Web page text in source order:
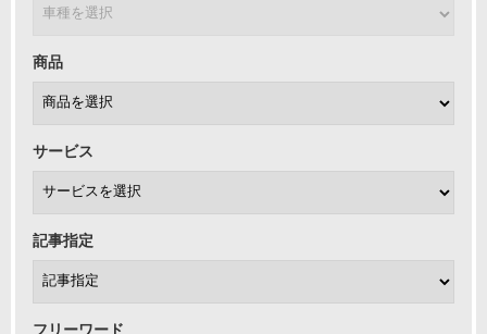
商品
サービス
記事指定
フリーワード